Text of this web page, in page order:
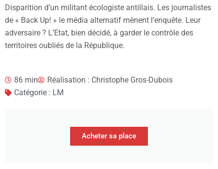
Disparition d’un militant écologiste antillais. Les journalistes
de « Back Up! » le média alternatif mènent l’enquête. Leur
adversaire ? L’Etat, bien décidé, à garder le contrôle des
territoires oubliés de la République.
86 min
Réalisation : Christophe Gros-Dubois
Catégorie : LM
Acheter sa place